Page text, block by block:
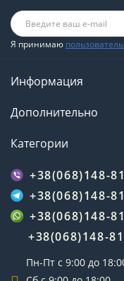
Я принимаю
Информация
Дополнительно
Категории
+38(068)148-
+38(068)148-
+38(068)148-
+38(068)148-
Пн-Пт с 9:00 до